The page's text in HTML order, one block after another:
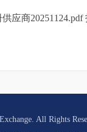
应商20251124.pdf
All Rights